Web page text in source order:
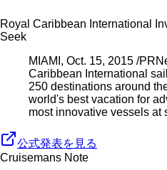
Royal Caribbean International
Seek
MIAMI, Oct. 15, 2015 /
Caribbean International
250 destinations around
world's best vacation for
most innovative vessels at
公式発表を見る
Cruisemans Note